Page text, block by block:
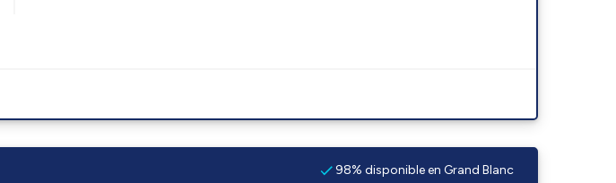
98% disponible en Grand Blanc